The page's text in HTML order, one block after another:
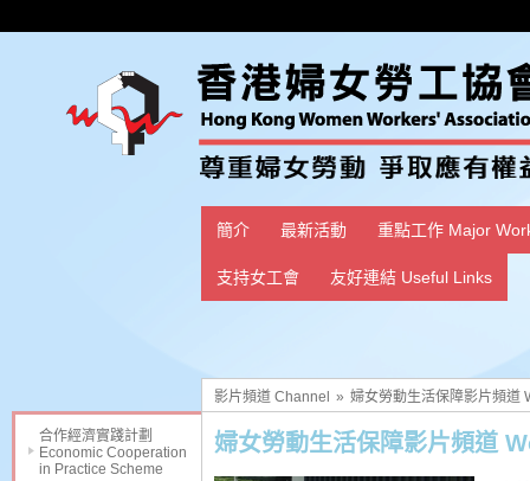
簡介 最新活動 重點工作 Major
支持女工會 友好連結 Useful Links
合作經濟實踐計劃
Economic Cooperation
in Practice Scheme
影片頻道 Channel » 婦女勞動生活保障影片頻道
婦女勞動生活保障影片頻道